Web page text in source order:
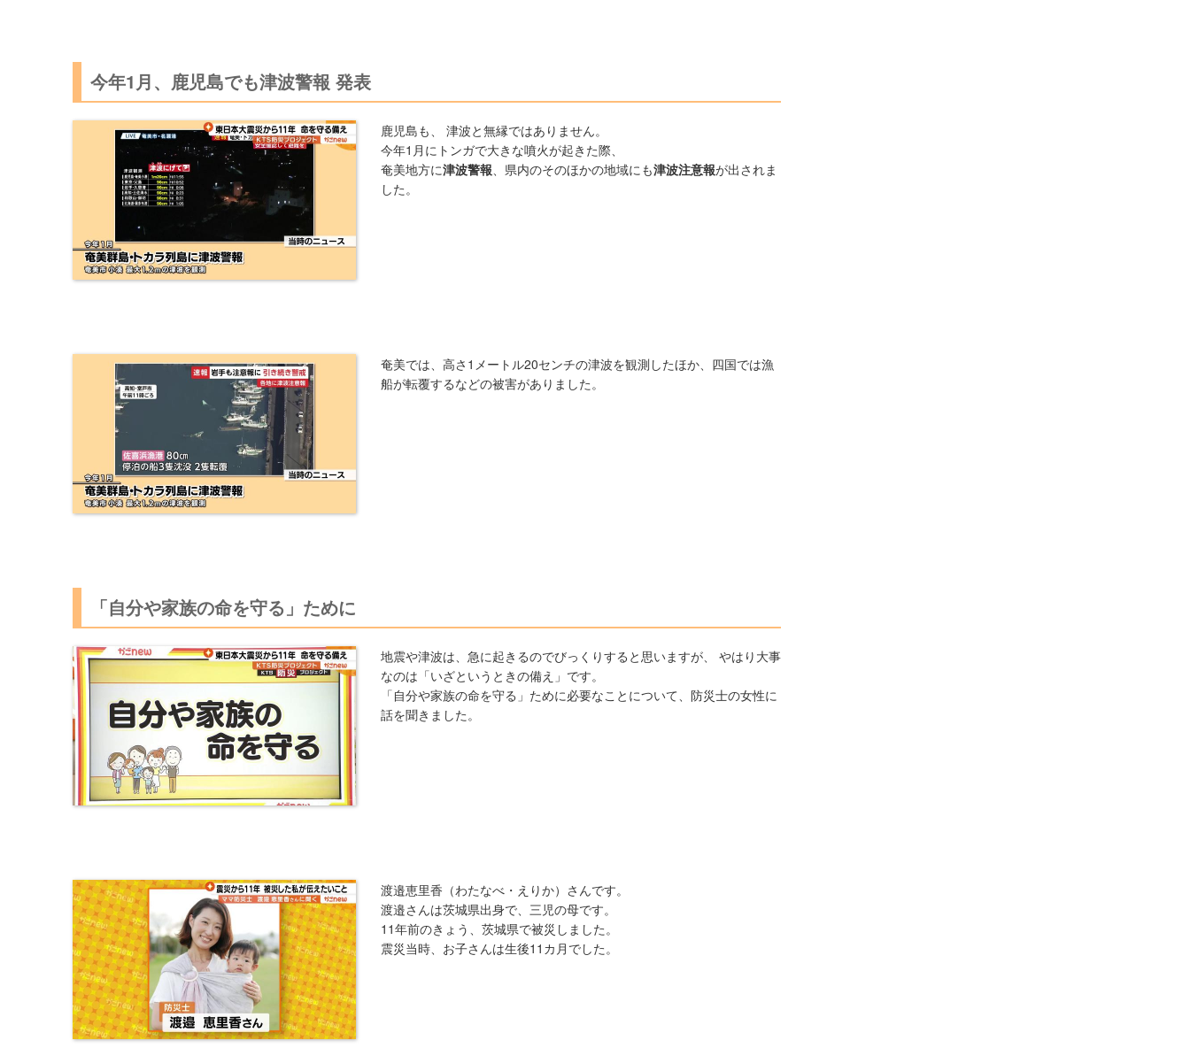
今年1月、鹿児島でも津波警報 発表
鹿児島も、 津波と無縁ではありません。
今年1月にトンガで大きな噴火が起きた際、
奄美地方に津波警報 、県内のそのほかの地域にも津波注意報が出されま
した。
奄美では、高さ1メートル20センチの津波を観測したほか、四国では漁
船が転覆するなどの被害がありました。
「自分や家族の命を守る」ために
地震や津波は、急に起きるのでびっくりすると思いますが、 やはり大事
なのは「いざというときの備え」です。
「自分や家族の命を守る」ために必要なことについて、防災士の女性に
話を聞きました。
渡邉恵里香（わたなべ・えりか）さんです。
渡邉さんは茨城県出身で、三児の母です。
11年前のきょう、茨城県で被災しました。
​震災当時、お子さんは生後11カ月でした。